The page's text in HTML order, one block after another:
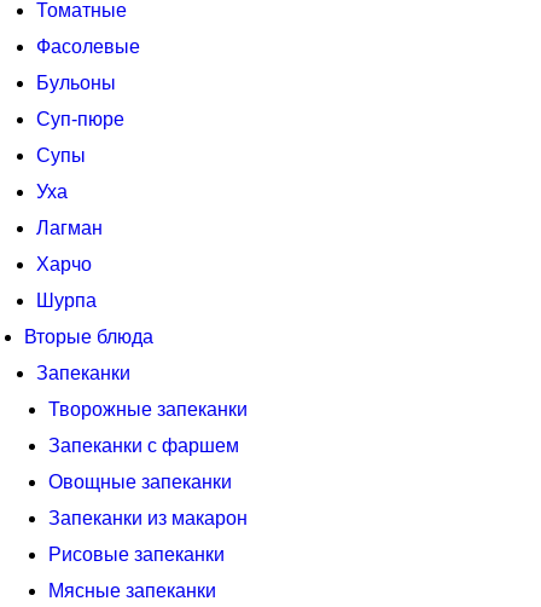
Томатные
Фасолевые
Бульоны
Суп-пюре
Супы
Уха
Лагман
Харчо
Шурпа
Вторые блюда
Запеканки
Творожные запеканки
Запеканки с фаршем
Овощные запеканки
Запеканки из макарон
Рисовые запеканки
Мясные запеканки